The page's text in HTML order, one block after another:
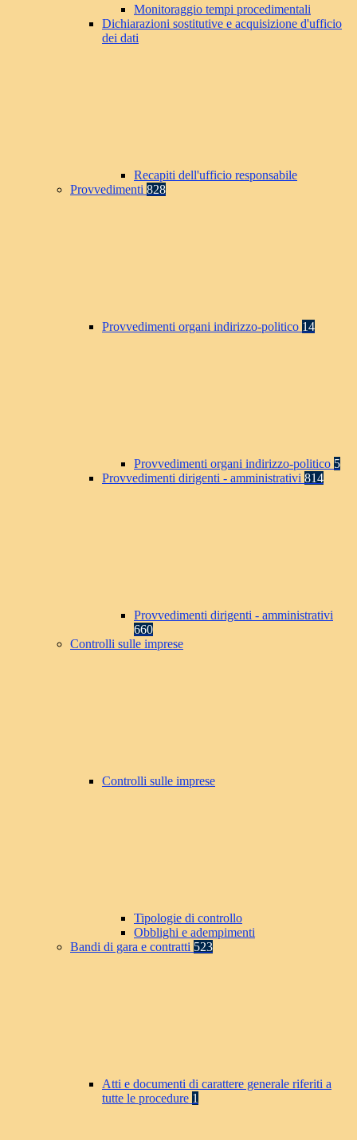
Monitoraggio tempi procedimentali
Dichiarazioni sostitutive e acquisizione d'ufficio
dei dati
Recapiti dell'ufficio responsabile
Provvedimenti 828
Provvedimenti organi indirizzo-politico 14
Provvedimenti organi indirizzo-politico 5
Provvedimenti dirigenti - amministrativi 814
Provvedimenti dirigenti - amministrativi
660
Controlli sulle imprese
Controlli sulle imprese
Tipologie di controllo
Obblighi e adempimenti
Bandi di gara e contratti 523
Atti e documenti di carattere generale riferiti a
tutte le procedure 1